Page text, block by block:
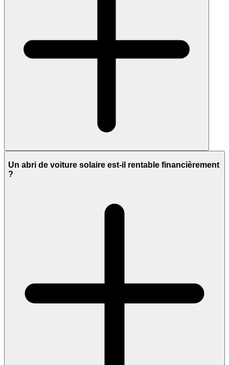
Un abri de voiture solaire est-il rentable financièrement
?